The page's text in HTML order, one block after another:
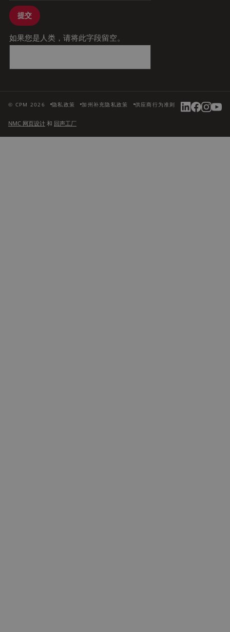
提交
如果您是人类，请将此字段留空。
© CPM 2026 隐私政策 加州补充隐私政策 供应商行为准则
NMC 网页设计 和 回声工厂